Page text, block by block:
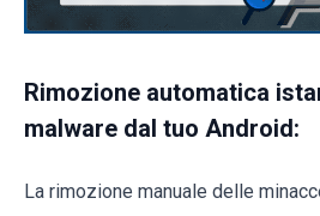
Rimozione automatica
malware dal tuo Android:
La rimozione manuale delle